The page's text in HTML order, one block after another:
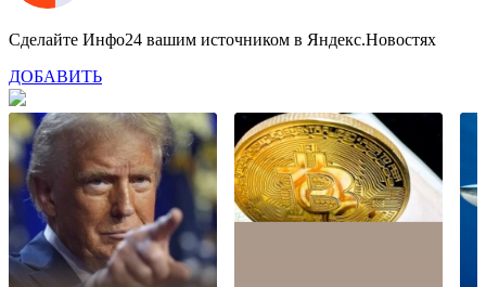
Сделайте Инфо24 вашим источником в Яндекс.Новостях
ДОБАВИТЬ